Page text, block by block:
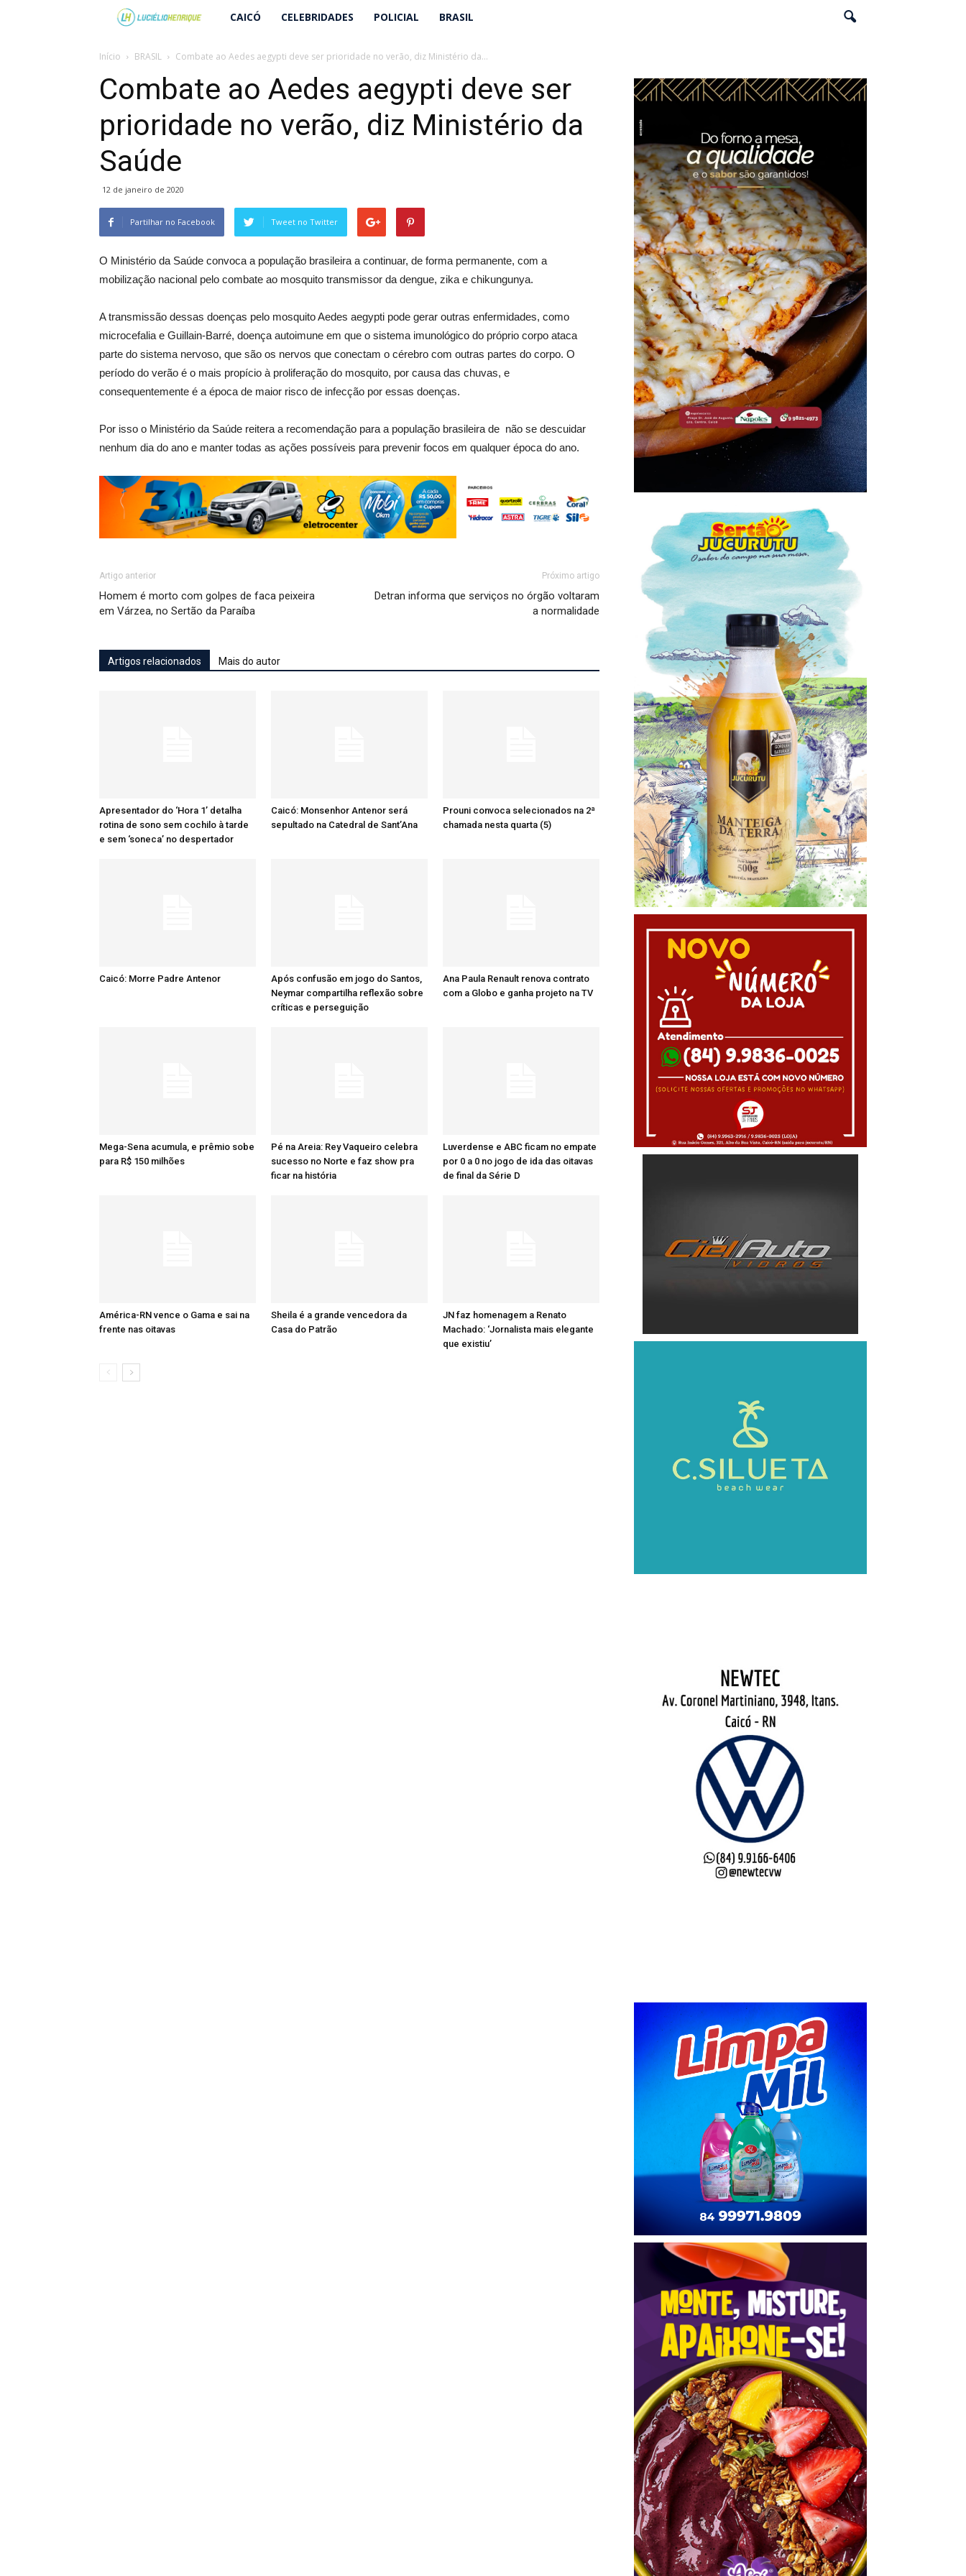
Lucielio
Henrique
CAICÓ CELEBRIDADES POLICIAL BRASIL
Início BRASIL Combate ao Aedes aegypti deve ser prioridade no verão, diz Ministério da...
Combate ao Aedes aegypti deve ser
prioridade no verão, diz Ministério da
Saúde
12 de janeiro de 2020
Partilhar no Facebook Tweet no Twitter
O Ministério da Saúde convoca a população brasileira a continuar, de forma permanente, com a
mobilização nacional pelo combate ao mosquito transmissor da dengue, zika e chikungunya.
A transmissão dessas doenças pelo mosquito Aedes aegypti pode gerar outras enfermidades, como
microcefalia e Guillain-Barré, doença autoimune em que o sistema imunológico do próprio corpo ataca
parte do sistema nervoso, que são os nervos que conectam o cérebro com outras partes do corpo. O
período do verão é o mais propício à proliferação do mosquito, por causa das chuvas, e
consequentemente é a época de maior risco de infecção por essas doenças.
Por isso o Ministério da Saúde reitera a recomendação para a população brasileira de não se descuidar
nenhum dia do ano e manter todas as ações possíveis para prevenir focos em qualquer época do ano.
Artigo anterior
Homem é morto com golpes de faca peixeira
em Várzea, no Sertão da Paraíba
Próximo artigo
Detran informa que serviços no órgão voltaram
a normalidade
Artigos relacionados Mais do autor
Apresentador do ‘Hora 1’ detalha
rotina de sono sem cochilo à tarde
e sem ‘soneca’ no despertador
Caicó: Monsenhor Antenor será
sepultado na Catedral de Sant’Ana
Prouni convoca selecionados na 2ª
chamada nesta quarta (5)
Caicó: Morre Padre Antenor
Após confusão em jogo do Santos,
Neymar compartilha reflexão sobre
críticas e perseguição
Ana Paula Renault renova contrato
com a Globo e ganha projeto na TV
Mega-Sena acumula, e prêmio sobe
para R$ 150 milhões
Pé na Areia: Rey Vaqueiro celebra
sucesso no Norte e faz show pra
ficar na história
Luverdense e ABC ficam no empate
por 0 a 0 no jogo de ida das oitavas
de final da Série D
América-RN vence o Gama e sai na
frente nas oitavas
Sheila é a grande vencedora da
Casa do Patrão
JN faz homenagem a Renato
Machado: ‘Jornalista mais elegante
que existiu’